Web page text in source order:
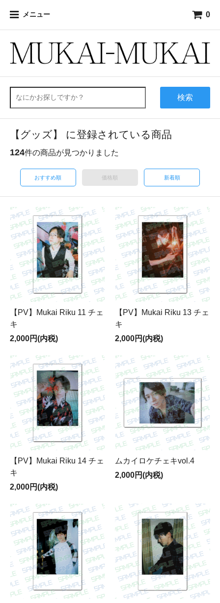
メニュー 0
検索
【グッズ】 に登録されている商品
124件の商品が見つかりました
おすすめ順 価格順 新着順
【PV】Mukai Riku 11 チェ
キ
2,000円(内税)
【PV】Mukai Riku 13 チェ
キ
2,000円(内税)
【PV】Mukai Riku 14 チェ
キ
2,000円(内税)
ムカイロケチェキvol.4
2,000円(内税)